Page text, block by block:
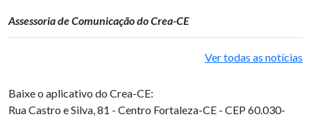
Assessoria de Comunicação do Crea-CE
Ver todas as notícias
Baixe o aplicativo do Crea-CE:
Rua Castro e Silva, 81 - Centro Fortaleza-CE - CEP 60.030-